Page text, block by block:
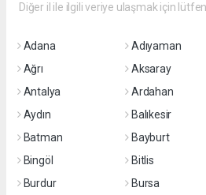
Diğer il ile ilgili veriye ulaşmak için
Adana Adıyaman
Ağrı
Aksaray
Antalya
Ardahan
Aydın
Balıkesir
Batman
Bayburt
Bingöl
Bitlis
Burdur
Bursa